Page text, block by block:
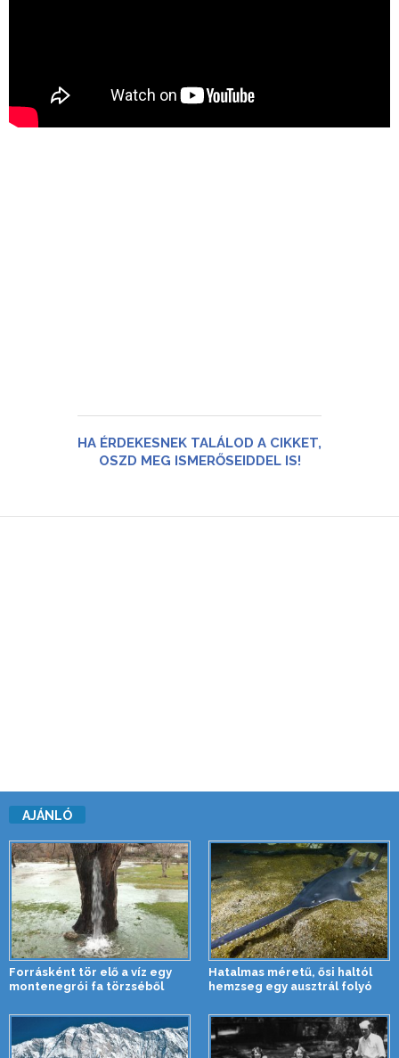
HA ÉRDEKESNEK TALÁLOD A CIKKET,
OSZD MEG ISMERŐSEIDDEL IS!
AJÁNLÓ
Forrásként tör elő a víz egy
montenegrói fa törzséből
Hatalmas méretű, ősi haltól
hemzseg egy ausztrál folyó